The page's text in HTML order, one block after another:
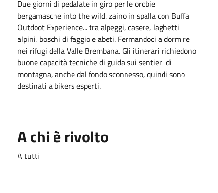
Due giorni di pedalate in giro per le orobie
bergamasche into the wild, zaino in spalla con Buffa
Outdoot Experience... tra alpeggi, casere, laghetti
alpini, boschi di faggio e abeti. Fermandoci a dormire
nei rifugi della Valle Brembana. Gli itinerari richiedono
buone capacità tecniche di guida sui sentieri di
montagna, anche dal fondo sconnesso, quindi sono
destinati a bikers esperti.
A chi è rivolto
A tutti